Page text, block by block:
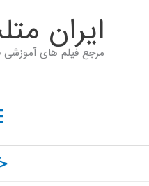
ايران
مرجع فیلم های